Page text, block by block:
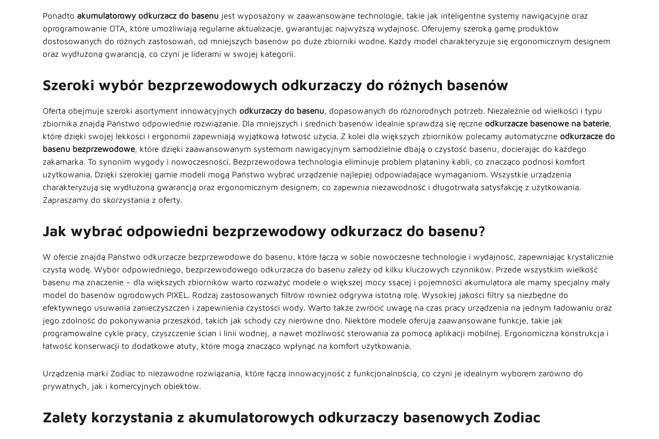
Ponadto akumulatorowy odkurzacz do basenu jest wyposażony w zaawansowane technologie, takie jak inteligentne systemy nawigacyjne oraz
oprogramowanie OTA, które umożliwiają regularne aktualizacje, gwarantując najwyższą wydajność. Oferujemy szeroką gamę produktów
dostosowanych do różnych zastosowań, od mniejszych basenów po duże zbiorniki wodne. Każdy model charakteryzuje się ergonomicznym designem
oraz wydłużoną gwarancją, co czyni je liderami w swojej kategorii.
Szeroki wybór bezprzewodowych odkurzaczy do różnych basenów
Oferta obejmuje szeroki asortyment innowacyjnych odkurzaczy do basenu, dopasowanych do różnorodnych potrzeb. Niezależnie od wielkości i typu
zbiornika znajdą Państwo odpowiednie rozwiązanie. Dla mniejszych i średnich basenów idealnie sprawdzą się ręczne odkurzacze basenowe na baterie,
które dzięki swojej lekkości i ergonomii zapewniają wyjątkową łatwość użycia. Z kolei dla większych zbiorników polecamy automatyczne odkurzacze do
basenu bezprzewodowe, które dzięki zaawansowanym systemom nawigacyjnym samodzielnie dbają o czystość basenu, docierając do każdego
zakamarka. To synonim wygody i nowoczesności. Bezprzewodowa technologia eliminuje problem plątaniny kabli, co znacząco podnosi komfort
użytkowania. Dzięki szerokiej gamie modeli mogą Państwo wybrać urządzenie najlepiej odpowiadające wymaganiom. Wszystkie urządzenia
charakteryzują się wydłużoną gwarancją oraz ergonomicznym designem, co zapewnia niezawodność i długotrwałą satysfakcję z użytkowania.
Zapraszamy do skorzystania z oferty.
Jak wybrać odpowiedni bezprzewodowy odkurzacz do basenu?
W ofercie znajdą Państwo odkurzacze bezprzewodowe do basenu, które łączą w sobie nowoczesne technologie i wydajność, zapewniając krystalicznie
czystą wodę. Wybór odpowiedniego, bezprzewodowego odkurzacza do basenu zależy od kilku kluczowych czynników. Przede wszystkim wielkość
basenu ma znaczenie – dla większych zbiorników warto rozważyć modele o większej mocy ssącej i pojemności akumulatora ale mamy specjalny mały
model do basenów ogrodowych PIXEL. Rodzaj zastosowanych filtrów również odgrywa istotną rolę. Wysokiej jakości filtry są niezbędne do
efektywnego usuwania zanieczyszczeń i zapewnienia czystości wody. Warto także zwrócić uwagę na czas pracy urządzenia na jednym ładowaniu oraz
jego zdolność do pokonywania przeszkód, takich jak schody czy nierówne dno. Niektóre modele oferują zaawansowane funkcje, takie jak
programowalne cykle pracy, czyszczenie ścian i linii wodnej, a nawet możliwość sterowania za pomocą aplikacji mobilnej. Ergonomiczna konstrukcja i
łatwość konserwacji to dodatkowe atuty, które mogą znacząco wpłynąć na komfort użytkowania.
Urządzenia marki Zodiac to niezawodne rozwiązania, które łączą innowacyjność z funkcjonalnością, co czyni je idealnym wyborem zarówno do
prywatnych, jak i komercyjnych obiektów.
Zalety korzystania z akumulatorowych odkurzaczy basenowych Zodiac